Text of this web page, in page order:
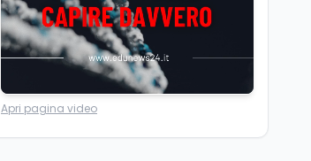
A Nonthaburi il killer
14enne era bullizzato: la
CZ-75 era del nonno
Lavoro8 ago
Riforma del calcio, si
Apri pagina video